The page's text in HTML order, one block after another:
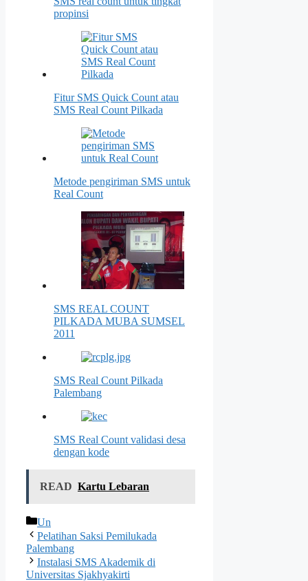
propinsi
Fitur SMS Quick Count atau
SMS Real Count Pilkada
Metode pengiriman SMS untuk
Real Count
SMS REAL COUNT
PILKADA MUBA SUMSEL
2011
SMS Real Count Pilkada
Palembang
SMS Real Count validasi desa
dengan kode
READ Kartu Lebaran
Kategori
Un
Pelatihan Saksi Pemilukada
Palembang
Instalasi SMS Akademik di
Universitas Sjakhyakirti